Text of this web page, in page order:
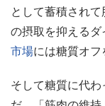
として蓄積され
の摂取を抑えるダ
市場には糖質オフ
そして糖質に代わ